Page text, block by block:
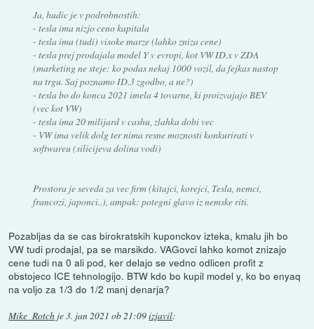
Ja, hudic je v podrobnostih:
- tesla ima nizjo ceno kapitala
- tesla ima (tudi) visoke marze (lahko zniza cene)
- tesla prej prodajala model Y v evropi, kot VW ID.x v ZDA
(marketing ne steje: ko podas nekaj 1000 vozil, da fejkas nastop
na trgu. Saj poznamo ID.3 zgodbo, a ne?)
- tesla bo do konca 2021 imela 4 tovarne, ki proizvajajo BEV
(vec kot VW)
- tesla ima 20 milijard v cashu, zlahka dobi vec
- VW ima velik dolg ter nima resne moznosti konkurirati v
softwareu (silicijeva dolina vodi)
Prostora je seveda za vec firm (kitajci, korejci, Tesla, nemci,
francozi, japonci..), ampak: potegni glavo iz nemske riti.
Pozabljas da se cas birokratskih kuponckov izteka, kmalu jih bo
VW tudi prodajal, pa se marsikdo. VAGovci lahko komot znizajo
cene tudi na 0 ali pod, ker delajo se vedno odlicen profit z
obstojeco ICE tehnologijo. BTW kdo bo kupil model y, ko bo enyaq
na voljo za 1/3 do 1/2 manj denarja?
Mike_Rotch je3. jan 2021 ob 21:09izjavil: